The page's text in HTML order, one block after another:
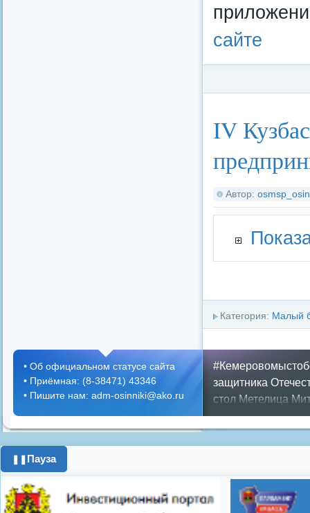
сайте
IV
Автор:
Категория: Малый
защитника
стол Метелица
Положение
Противопожарная
ипотека история
программа
Показать все теги
• Об официальном статусе сайта
• Приёмная: (8-38471) 43346
• Пишите нам: adm-osinniki@ako.ru
❚❚ Пауза